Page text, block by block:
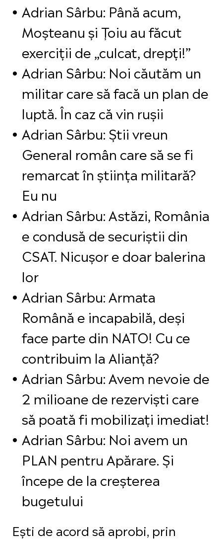
Adrian Sârbu: Până acum,
Moșteanu și Țoiu au făcut
exerciții de „culcat, drepți!”
Adrian Sârbu: Noi căutăm un
militar care să facă un plan de
luptă. În caz că vin rușii
Adrian Sârbu: Știi vreun
General român care să se fi
remarcat în știința militară?
Eu nu
Adrian Sârbu: Astăzi, România
e condusă de securiștii din
CSAT. Nicușor e doar balerina
lor
Adrian Sârbu: Armata
Română e incapabilă, deși
face parte din NATO! Cu ce
contribuim la Alianță?
Adrian Sârbu: Avem nevoie de
2 milioane de rezerviști care
să poată fi mobilizați imediat!
Adrian Sârbu: Noi avem un
PLAN pentru Apărare. Și
începe de la creșterea
bugetului
Ești de acord să aprobi, prin